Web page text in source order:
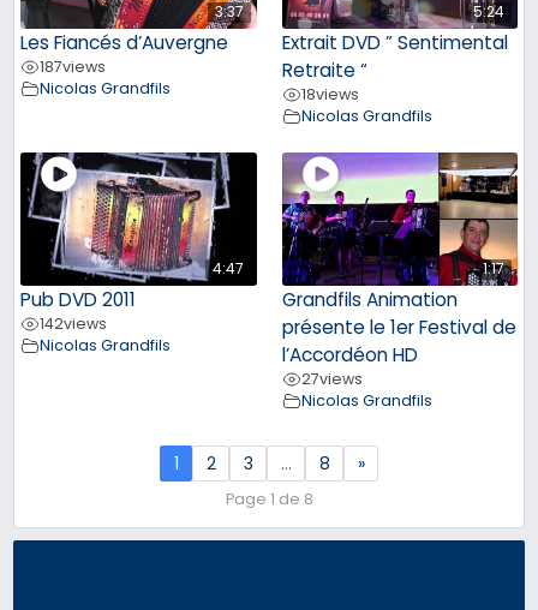
3:37
Les Fiancés d’Auvergne
187views
Nicolas Grandfils
5:24
Extrait DVD ” Sentimental
Retraite “
18views
Nicolas Grandfils
4:47
Pub DVD 2011
142views
Nicolas Grandfils
1:17
Grandfils Animation
présente le 1er Festival de
l’Accordéon HD
27views
Nicolas Grandfils
1 2 3 … 8 »
Page 1 de 8